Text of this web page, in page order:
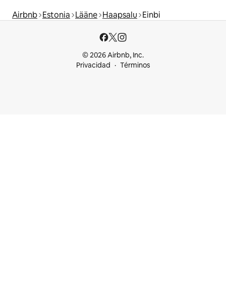
Airbnb Estonia Lääne Haapsalu Einbi
© 2026 Airbnb, Inc.
Privacidad
Términos